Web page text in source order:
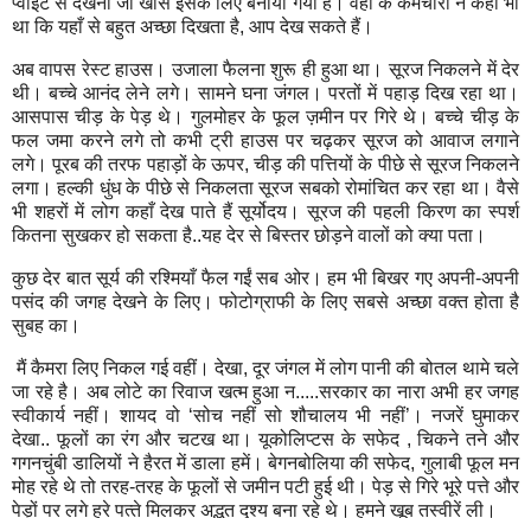
था कि‍ यहाँ से बहुत अच्‍छा दि‍खता है, आप देख सकते हैं।
अब वापस रेस्‍ट हाउस। उजाला फैलना शुरू ही हुआ था। सूरज नि‍कलने में देर
थी। बच्‍चे आनंद लेने लगे। सामने घना जंगल। परतों में पहाड़ दि‍ख रहा था।
आसपास चीड़ के पेड़ थे। गुलमोहर के फूल ज़मीन पर गि‍रे थे। बच्‍चे चीड़ के
फल जमा करने लगे तो कभी ट्री हाउस पर चढ़कर सूरज को आवाज लगाने
लगे। पूरब की तरफ पहाड़ों के ऊपर,चीड़ की पत्तियों के पीछे से सूरज नि‍कलने
लगा। हल्‍की धुंध के पीछे से नि‍कलता सूरज सबको रोमांचि‍त कर रहा था। वैसे
भी शहरों में लोग कहाँ देख पाते हैं सूर्योदय। सूरज की पहली कि‍रण का स्‍पर्श
कि‍तना सुखकर हो सकता है..यह देर से बि‍स्‍तर छोड़ने वालों को क्‍या पता।
कुछ देर बात सूर्य की रश्‍मि‍याँ फैल गईं सब ओर। हम भी बि‍खर गए अपनी-अपनी
पसंद की जगह देखने के लि‍ए। फोटोग्राफी के लि‍ए सबसे अच्‍छा वक्‍त होता है
सुबह का।
मैं कैमरा लि‍ए नि‍कल गई वहीं। देखा,दूर जंगल में लोग पानी की बोतल थामे चले
जा रहे है। अब लोटे का रि‍वाज खत्‍म हुआ न.....सरकार का नारा अभी हर जगह
स्‍वीकार्य नहीं। शायद वो ‘सोच नहीं सो शौचालय भी नहीं’। नजरें घुमाकर
देखा.. फूलों का रंग और चटख था। यूकोलि‍प्‍टस के सफेद ,चि‍कने तने और
गगनचुंबी डालि‍यों ने हैरत में डाला हमें। बेगनबोलि‍या की सफेद,गुलाबी फूल मन
मोह रहे थे तो तरह-तरह के फूलों से जमीन पटी हुई थी। पेड़ से गि‍रे भूरे पत्ते और
पेड़ों पर लगे हरे पत्‍ते मि‍लकर अद्भुत दृश्‍य बना रहे थे। हमने खूब तस्‍वीरें ली।